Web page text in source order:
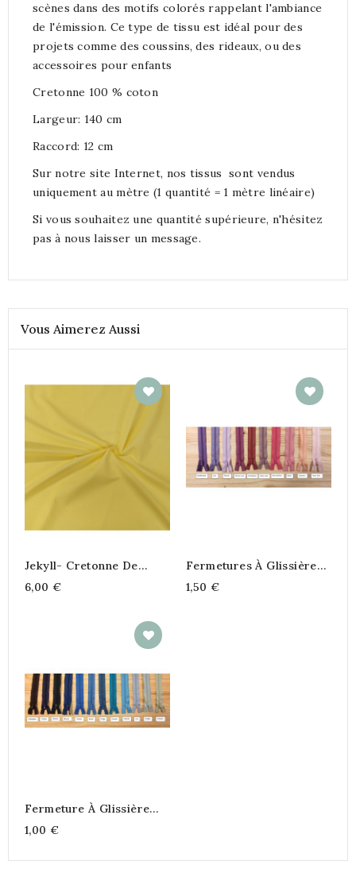
scènes dans des motifs colorés rappelant l'ambiance
de l'émission. Ce type de tissu est idéal pour des
projets comme des coussins, des rideaux, ou des
accessoires pour enfants
Cretonne 100 % coton
Largeur: 140 cm
Raccord: 12 cm
Sur notre site Internet, nos tissus sont vendus
uniquement au mètre (1 quantité = 1 mètre linéaire)
Si vous souhaitez une quantité supérieure, n'hésitez
pas à nous laisser un message.
Vous Aimerez Aussi
Jekyll- Cretonne De
Coton Uni
6,00 €
Fermetures À Glissières
N°2 (4)
1,50 €
Fermeture À Glissière
N°2 (5)
1,00 €